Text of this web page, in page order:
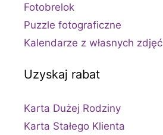
Fotobrelok
Puzzle fotograficzne
Kalendarze z własnych zdjęć
Uzyskaj rabat
Karta Dużej Rodziny
Karta Stałego Klienta